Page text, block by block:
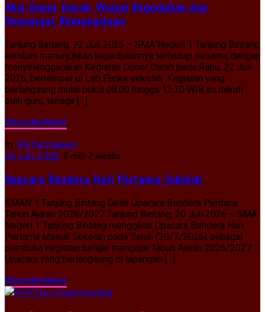
Aksi Donor Darah, Wujud Kepedulian dan
Semangat Kemanusiaan
Tanjung Bintang, 22 Juli 2026 – SMA Negeri 1 Tanjung Bintang
kembali menunjukkan kepeduliannya terhadap sesama dengan
menyelenggarakan Kegiatan Donor Darah pada Rabu, 22 Juli
2026, bertempat di Lab Fisika sekolah. Kegiatan yang
berlangsung mulai pukul 08.00 hingga 12.30 WIB ini diikuti
oleh guru, tenaga […]
Ekstrakurikuler
by Edi Kurniawan
20 July 2026 3 min 2 weeks
Upacara Bendera Hari Pertama Sekolah
SMAN 1 Tanjung Bintang Gelar Upacara Bendera Perdana
Tahun Ajaran 2026/2027 Tanjung Bintang, 20 Juli 2026 – SMA
Negeri 1 Tanjung Bintang menggelar Upacara Bendera Hari
Pertama Masuk Sekolah pada Senin (20/7/2026) sebagai
pembuka kegiatan belajar mengajar Tahun Ajaran 2026/2027.
Upacara yang berlangsung di lapangan […]
Ekstrakurikuler